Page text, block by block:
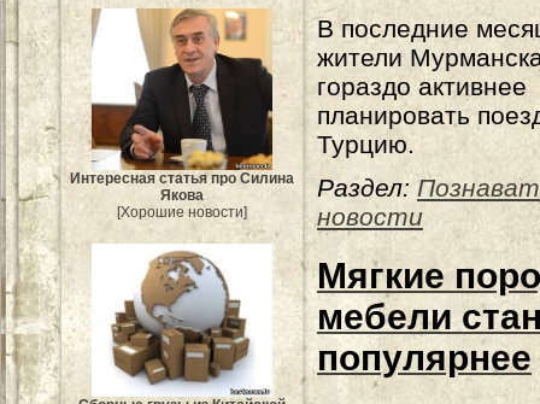
Интересная статья про Силина
Якова
[Хорошие новости]
В последние
жители
гораздо активнее
планировать
Турцию.
Раздел:
новости
Мягкие
мебели
популярнее